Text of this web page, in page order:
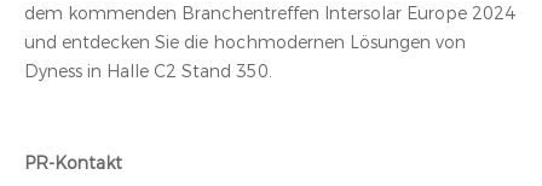
dem kommenden Branchentreffen Intersolar Europe 2024
und entdecken Sie die hochmodernen Lösungen von
Dyness in Halle C2 Stand 350.
PR-Kontakt